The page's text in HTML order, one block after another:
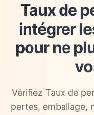
Taux de
intégrer
pour ne
Vérifiez Taux de
pertes, emballage,